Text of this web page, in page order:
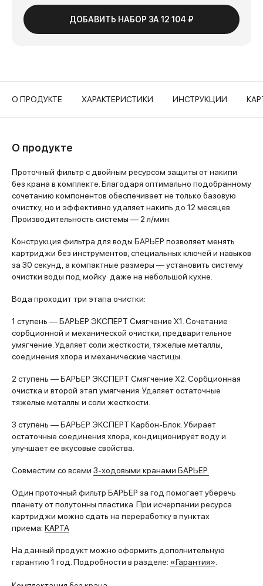
ДОБАВИТЬ НАБОР ЗА 12 104 ₽
О ПРОДУКТЕ ХАРАКТЕРИСТИКИ ИНСТРУКЦИИ
О продукте
Проточный фильтр с двойным ресурсом защиты от накипи
без крана в комплекте. Благодаря оптимально подобранному
сочетанию компонентов обеспечивает не только базовую
очистку, но и эффективно удаляет накипь до 12 месяцев.
Производительность системы — 2 л/мин.
Конструкция фильтра для воды БАРЬЕР позволяет менять
картриджи без инструментов, специальных ключей и навыков
за 30 секунд, а компактные размеры — установить систему
очистки воды под мойку даже на небольшой кухне.
Вода проходит три этапа очистки:
1 ступень — БАРЬЕР ЭКСПЕРТ Смягчение X1. Сочетание
сорбционной и механической очистки, предварительное
умягчение. Удаляет соли жесткости, тяжелые металлы,
соединения хлора и механические частицы.
2 ступень — БАРЬЕР ЭКСПЕРТ Смягчение X2. Сорбционная
очистка и второй этап умягчения. Удаляет остаточные
тяжелые металлы и соли жесткости.
3 ступень — БАРЬЕР ЭКСПЕРТ Карбон-Блок. Убирает
остаточные соединения хлора, кондиционирует воду и
улучшает ее вкусовые свойства.
Совместим со всеми 3-ходовыми кранами БАРЬЕР.
Один проточный фильтр БАРЬЕР за год помогает уберечь
планету от полутонны пластика. При исчерпании ресурса
картриджи можно сдать на переработку в пунктах
приема: КАРТА
На данный продукт можно оформить дополнительную
гарантию 1 год. Подробности в разделе: «Гарантия»